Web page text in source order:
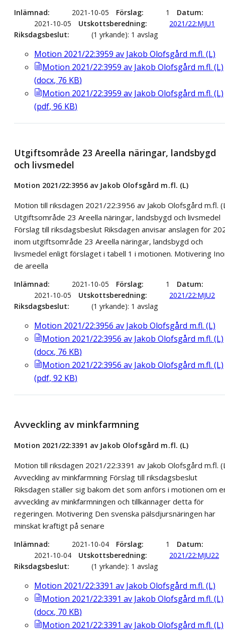
Inlämnad 2021-10-05 Förslag 1
Datum
2021-10-05
Utskottsberedning
2021/22:MJU1
Riksdagsbeslut
(1 yrkande): 1 avslag
Motion 2021/22:3959 av Jakob Olofsgård m.fl. (L)
Motion 2021/22:3959 av Jakob Olofsgård m.fl. (L)
(docx, 76 KB)
Motion 2021/22:3959 av Jakob Olofsgård m.fl. (L)
(pdf, 96 KB)
Utgiftsområde 23 Areella näringar, landsbygd
och livsmedel
Motion 2021/22:3956 av Jakob Olofsgård m.fl. (L)
Motion till riksdagen 2021/22:3956 av Jakob Olofsgård m.fl.
Utgiftsområde 23 Areella näringar, landsbygd och livsmedel
Förslag till riksdagsbeslut Riksdagen anvisar anslagen för
inom utgiftsområde 23 Areella näringar, landsbygd och
livsmedel enligt förslaget i tabell 1 i motionen. Motivering
de areella
Inlämnad 2021-10-05 Förslag 1
Datum
2021-10-05
Utskottsberedning
2021/22:MJU2
Riksdagsbeslut
(1 yrkande): 1 avslag
Motion 2021/22:3956 av Jakob Olofsgård m.fl. (L)
Motion 2021/22:3956 av Jakob Olofsgård m.fl. (L)
(docx, 76 KB)
Motion 2021/22:3956 av Jakob Olofsgård m.fl. (L)
(pdf, 92 KB)
Avveckling av minkfarmning
Motion 2021/22:3391 av Jakob Olofsgård m.fl. (L)
Motion till riksdagen 2021/22:3391 av Jakob Olofsgård m.fl.
Avveckling av minkfarmning Förslag till riksdagsbeslut
Riksdagen ställer sig bakom det som anförs i motionen om
avveckling av minkfarmningen och tillkännager detta för
regeringen. Motivering Den svenska pälsdjursnäringen har
minskat kraftigt på senare
Inlämnad 2021-10-04 Förslag 1
Datum
2021-10-04
Utskottsberedning
2021/22:MJU22
Riksdagsbeslut
(1 yrkande): 1 avslag
Motion 2021/22:3391 av Jakob Olofsgård m.fl. (L)
Motion 2021/22:3391 av Jakob Olofsgård m.fl. (L)
(docx, 70 KB)
Motion 2021/22:3391 av Jakob Olofsgård m.fl. (L)